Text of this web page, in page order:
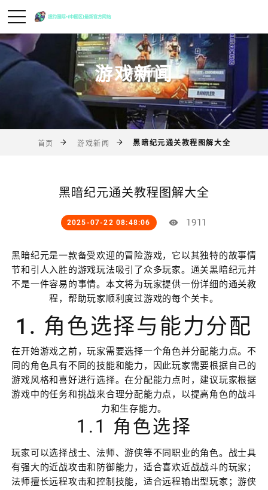
游戏新闻
首页 游戏新闻 黑暗纪元通关教程图解大全
黑暗纪元通关教程图解大全
2025-07-22 08:48:06 1911
黑暗纪元是一款备受欢迎的冒险游戏，它以其独特的故事情
节和引人入胜的游戏玩法吸引了众多玩家。通关黑暗纪元并
不是一件容易的事情。本文将为玩家提供一份详细的通关教
程，帮助玩家顺利度过游戏的每个关卡。
1. 角色选择与能力分配
在开始游戏之前，玩家需要选择一个角色并分配能力点。不
同的角色具有不同的技能和能力，因此玩家需要根据自己的
游戏风格和喜好进行选择。在分配能力点时，建议玩家根据
游戏中的任务和挑战来合理分配能力点，以提高角色的战斗
力和生存能力。
1.1 角色选择
玩家可以选择战士、法师、游侠等不同职业的角色。战士具
有强大的近战攻击和防御能力，适合喜欢近战战斗的玩家；
法师擅长远程攻击和控制技能，适合远程输出型玩家；游侠